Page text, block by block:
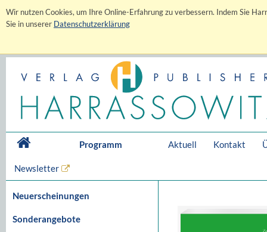
Wir nutzen Cookies, um Ihre Online-Erfahrung zu verbessern. Indem Sie
Sie in unserer Datenschutzerklärung
Programm Aktuell Kontakt
Newsletter
Neuerscheinungen
Sonderangebote